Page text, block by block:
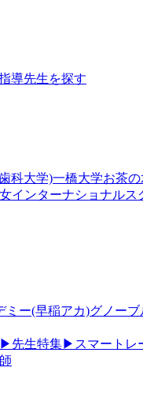
導先生を探す
科大学)一橋大学お茶
インターナショナルス
ミー(早稲アカ)グノーブ
▶ 先生特集▶ スマートレ